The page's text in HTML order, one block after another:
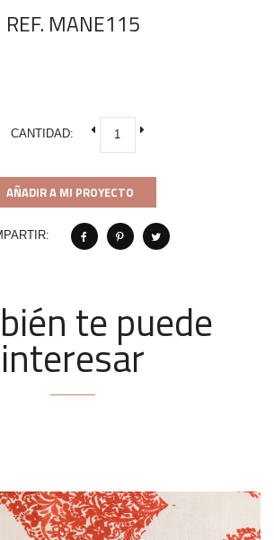
REF. MANE115
CANTIDAD:
AÑADIR A MI PROYECTO
te puede
interesar